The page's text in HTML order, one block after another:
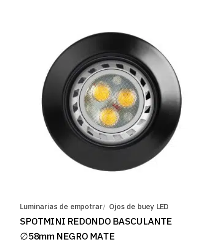
Luminarias de empotrar Ojos de buey LED
SPOTMINI REDONDO BASCULANTE
∅58mm NEGRO MATE